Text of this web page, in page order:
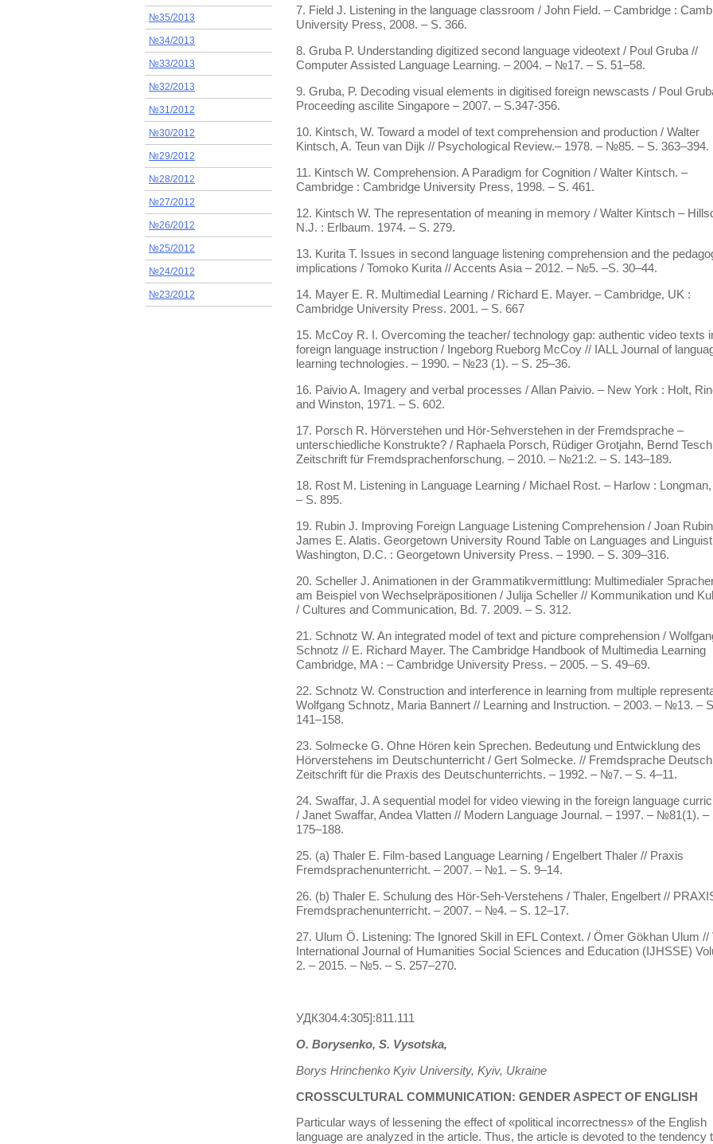
№35/2013
№34/2013
№33/2013
№32/2013
№31/2012
№30/2012
№29/2012
№28/2012
№27/2012
№26/2012
№25/2012
№24/2012
№23/2012
7. Field J. Listening in the language classroom / John Field. – Cambridge :
University Press, 2008. – S. 366.
8. Gruba P. Understanding digitized second language videotext / Poul Gruba //
Computer Assisted Language Learning. – 2004. – №17. – S. 51–58.
9. Gruba, P. Decoding visual elements in digitised foreign newscasts / Poul
Proceeding ascilite Singapore – 2007. – S.347-356.
10. Kintsch, W. Toward a model of text comprehension and production / Walter
Kintsch, A. Teun van Dijk // Psychological Review.– 1978. – №85. – S. 363–394.
11. Kintsch W. Comprehension. A Paradigm for Cognition / Walter Kintsch. –
Cambridge : Cambridge University Press, 1998. – S. 461.
12. Kintsch W. The representation of meaning in memory / Walter Kintsch –
N.J. : Erlbaum. 1974. – S. 279.
13. Kurita T. Issues in second language listening comprehension and the
implications / Tomoko Kurita // Accents Asia – 2012. – №5. –S. 30–44.
14. Mayer E. R. Multimedial Learning / Richard E. Mayer. – Cambridge, UK :
Cambridge University Press. 2001. – S. 667
15. McCoy R. I. Overcoming the teacher/ technology gap: authentic video texts
foreign language instruction / Ingeborg Rueborg McCoy // IALL Journal of
learning technologies. – 1990. – №23 (1). – S. 25–36.
16. Paivio A. Imagery and verbal processes / Allan Paivio. – New York : Holt,
and Winston, 1971. – S. 602.
17. Porsch R. Hörverstehen und Hör-Sehverstehen in der Fremdsprache –
unterschiedliche Konstrukte? / Raphaela Porsch, Rüdiger Grotjahn, Bernd
Zeitschrift für Fremdsprachenforschung. – 2010. – №21:2. – S. 143–189.
18. Rost M. Listening in Language Learning / Michael Rost. – Harlow : Longman,
– S. 895.
19. Rubin J. Improving Foreign Language Listening Comprehension / Joan
James E. Alatis. Georgetown University Round Table on Languages and
Washington, D.C. : Georgetown University Press. – 1990. – S. 309–316.
20. Scheller J. Animationen in der Grammatikvermittlung: Multimedialer
am Beispiel von Wechselpräpositionen / Julija Scheller // Kommunikation und
/ Cultures and Communication, Bd. 7. 2009. – S. 312.
21. Schnotz W. An integrated model of text and picture comprehension /
Schnotz // E. Richard Mayer. The Cambridge Handbook of Multimedia Learning
Cambridge, MA : – Cambridge University Press. – 2005. – S. 49–69.
22. Schnotz W. Construction and interference in learning from multiple
Wolfgang Schnotz, Maria Bannert // Learning and Instruction. – 2003. – №13. –
141–158.
23. Solmecke G. Ohne Hören kein Sprechen. Bedeutung und Entwicklung des
Hörverstehens im Deutschunterricht / Gert Solmecke. // Fremdsprache
Zeitschrift für die Praxis des Deutschunterrichts. – 1992. – №7. – S. 4–11.
24. Swaffar, J. A sequential model for video viewing in the foreign language
/ Janet Swaffar, Andea Vlatten // Modern Language Journal. – 1997. – №81(1). –
175–188.
25. (a) Thaler E. Film-based Language Learning / Engelbert Thaler // Praxis
Fremdsprachenunterricht. – 2007. – №1. – S. 9–14.
26. (b) Thaler E. Schulung des Hör-Seh-Verstehens / Thaler, Engelbert //
Fremdsprachenunterricht. – 2007. – №4. – S. 12–17.
27. Ulum Ö. Listening: The Ignored Skill in EFL Context. / Ömer Gökhan Ulum //
International Journal of Humanities Social Sciences and Education (IJHSSE)
2. – 2015. – №5. – S. 257–270.
УДК304.4:305]:811.111
O. Borysenko, S. Vysotska,
Borys Hrinchenko Kyiv University, Kyiv, Ukraine
CROSSCULTURAL COMMUNICATION: GENDER ASPECT OF ENGLISH
Particular ways of lessening the effect of «political incorrectness» of the English
language are analyzed in the article. Thus, the article is devoted to the tendency